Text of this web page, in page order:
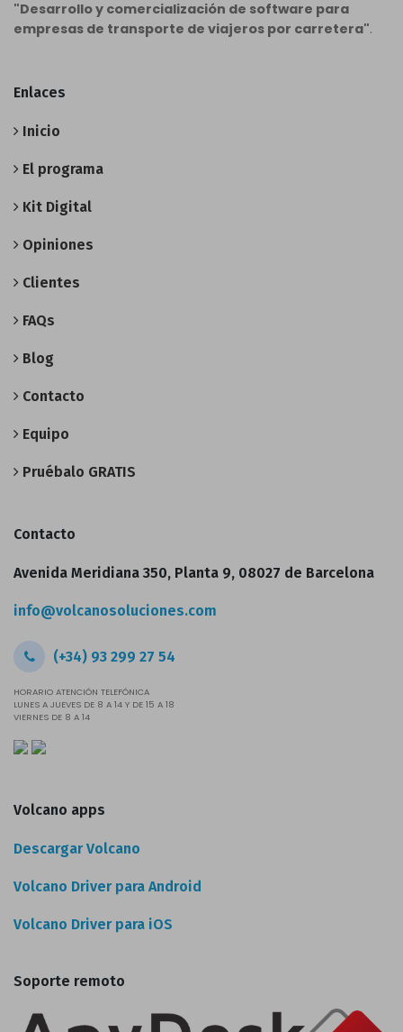
"Desarrollo y comercialización de software para
empresas de transporte de viajeros por carretera".
Enlaces
Inicio
El programa
Kit Digital
Opiniones
Clientes
FAQs
Blog
Contacto
Equipo
Pruébalo GRATIS
Contacto
Avenida Meridiana 350, Planta 9, 08027 de Barcelona
info@volcanosoluciones.com
(+34) 93 299 27 54
HORARIO ATENCIÓN TELEFÓNICA
LUNES A JUEVES DE 8 A 14 Y DE 15 A 18
VIERNES DE 8 A 14
Volcano apps
Descargar Volcano
Volcano Driver para Android
Volcano Driver para iOS
Soporte remoto